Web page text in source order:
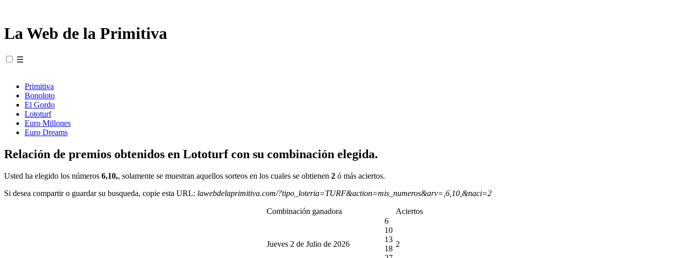
La Web de la Primitiva
☰
Primitiva
Bonoloto
El Gordo
Lototurf
Euro Millones
Euro Dreams
Relación de premios obtenidos en Lototurf con su combinación elegida.
Usted ha elegido los números 6,10,, solamente se muestran aquellos sorteos en los cuales se obtienen 2 ó más aciertos.
Si desea compartir o guardar su busqueda, copie esta URL: lawebdelaprimitiva.com/?tipo_loteria=TURF&action=mis_numeros&arv=,6,10,&naci=2
Combinación ganadora Aciertos
Jueves 2 de Julio de 2026
6
10
13
18
2